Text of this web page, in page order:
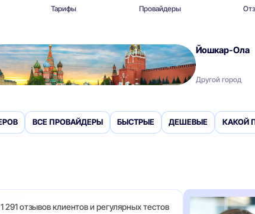
Тарифы Провайдеры
Йошкар-Ола
Другой город
ВСЕ ПРОВАЙДЕРЫ БЫСТРЫЕ ДЕШЕВЫЕ КАКОЙ
291 отзывов клиентов и регулярных тестов